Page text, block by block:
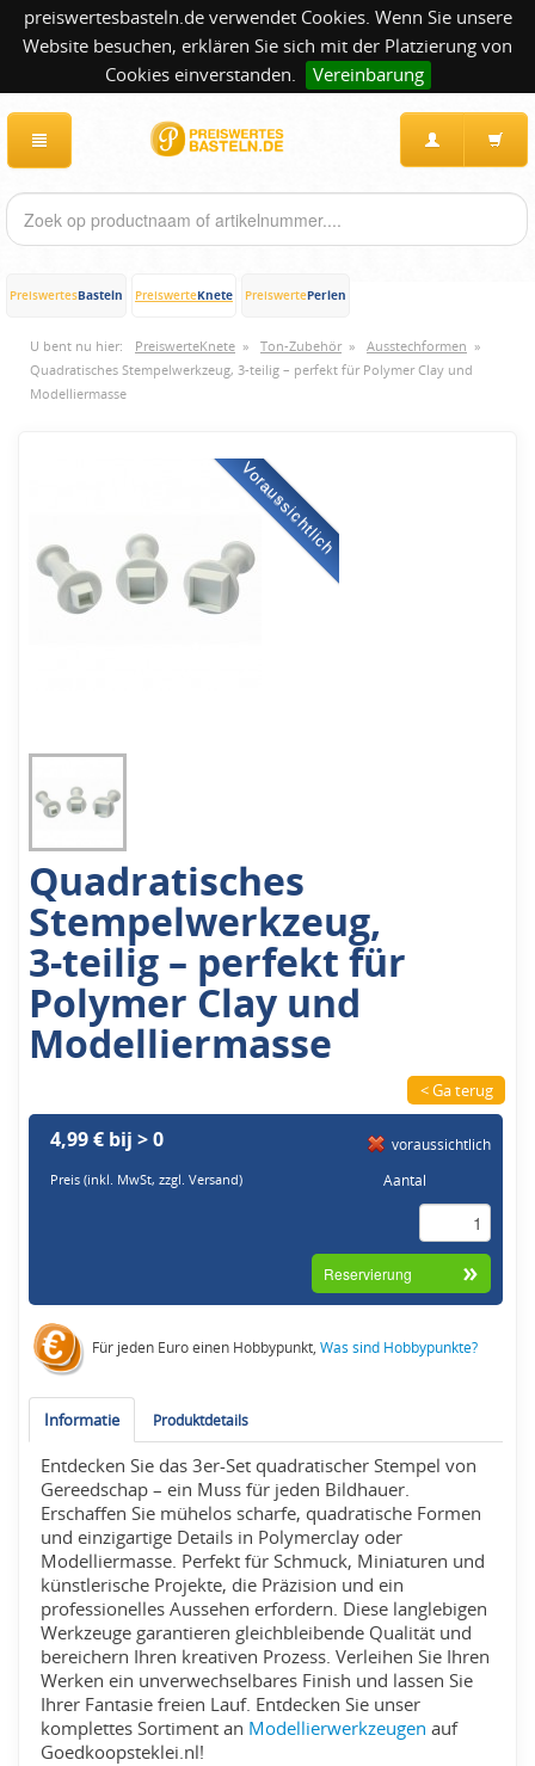
preiswertesbasteln.de verwendet Cookies. Wenn Sie unsere
Website besuchen, erklären Sie sich mit der Platzierung von
Cookies einverstanden.
Vereinbarung
PreiswertesBasteln PreiswerteKnete PreiswertePerlen
U bent nu hier: PreiswerteKnete » Ton-Zubehör» Ausstechformen »
Quadratisches Stempelwerkzeug, 3-teilig – perfekt für Polymer Clay und
Modelliermasse
Voraussichtlich
Quadratisches
Stempelwerkzeug,
3-teilig – perfekt für
Polymer Clay und
Modelliermasse
< Ga terug
4,99 € bij > 0
Preis (inkl. MwSt,zzgl. Versand)
voraussichtlich
Aantal
Für jeden Euro einen Hobbypunkt,Was sind Hobbypunkte?
Informatie Produktdetails
Entdecken Sie das 3er-Set quadratischer Stempel von
Gereedschap – ein Muss für jeden Bildhauer.
Erschaffen Sie mühelos scharfe, quadratische Formen
und einzigartige Details in Polymerclay oder
Modelliermasse. Perfekt für Schmuck, Miniaturen und
künstlerische Projekte, die Präzision und ein
professionelles Aussehen erfordern. Diese langlebigen
Werkzeuge garantieren gleichbleibende Qualität und
bereichern Ihren kreativen Prozess. Verleihen Sie Ihren
Werken ein unverwechselbares Finish und lassen Sie
Ihrer Fantasie freien Lauf. Entdecken Sie unser
komplettes Sortiment an Modellierwerkzeugen auf
Goedkoopsteklei.nl!